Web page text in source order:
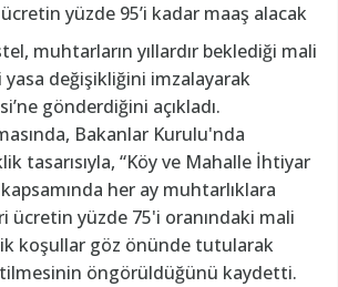
yüzde 95’i kadar maaş alacak
muhtarların yıllardır beklediği mali
yasa değişikliğini imzalayarak
gönderdiğini açıkladı.
Bakanlar Kurulu'nda
tasarısıyla, “Köy ve Mahalle İhtiyar
her ay muhtarlıklara
ücretin yüzde 75'i oranındaki mali
koşullar göz önünde tutularak
öngörüldüğünü kaydetti.